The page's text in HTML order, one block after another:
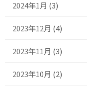
2024年1月 (3)
2023年12月 (4)
2023年11月 (3)
2023年10月 (2)